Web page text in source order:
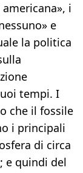
i
e
la politica
tempi. I
che il fossile
i principali
di circa
e quindi del